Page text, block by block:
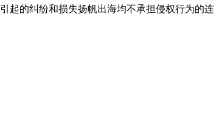
起的纠纷和损失扬帆出海均不承担侵权行为的连